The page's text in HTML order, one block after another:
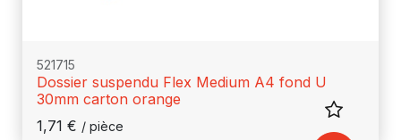
521715
Dossier suspendu Flex Medium A4 fond U
30mm carton orange
1,71 € / pièce